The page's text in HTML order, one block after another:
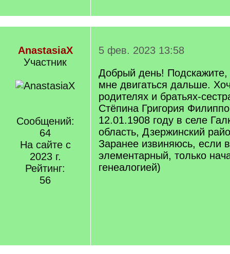
AnastasiaX
Участник
Сообщений:
64
На сайте с
2023 г.
Рейтинг:
56
5 фев. 2023 13:58
Добрый день! Подскажите,
мне двигаться дальше.
родителях и братьях-
Стёпина Григория
12.01.1908 году в селе
область, Дзержинский
Заранее извиняюсь, если
элементарный, только
генеалогией)